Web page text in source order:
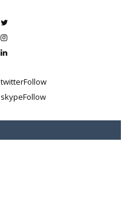
twitterFollow
skypeFollow